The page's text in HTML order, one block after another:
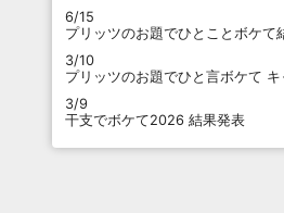
6/15
プリッツのお題でひとことボケて
3/10
プリッツのお題でひと言ボケて
3/9
干支でボケて2026 結果発表